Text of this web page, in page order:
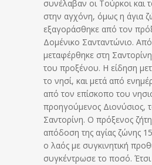
συνέλαβαν οι Τούρκοι και
στην αγχόνη, όμως η άγια
εξαγοράσθηκε από τον
Δομένικο Σανταντώνιο.
μεταφέρθηκε στη
του προξένου. Η είδηση
το νησί, και μετά από
από τον επίσκοπο του
προηγούμενος Διονύσιος,
Σαντορίνη. Ο πρόξενος
απόδοση της αγίας ζώνης
ο λαός με συγκινητική
συγκέντρωσε το ποσό.